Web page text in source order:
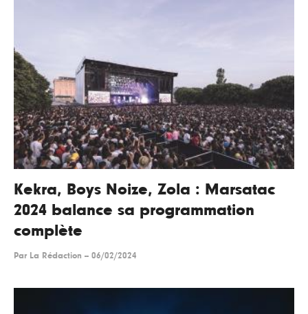
Kekra, Boys Noize, Zola : Marsatac
2024 balance sa programmation
complète
Par La Rédaction -- 06/02/2024